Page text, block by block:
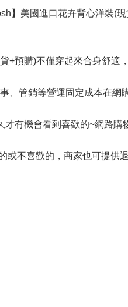
】美國進口花卉背心洋裝(
+預購)不僅穿起來合身舒適
、管銷等營運固定成本在網
有機會看到喜歡的~網路
或不喜歡的，商家也可提供